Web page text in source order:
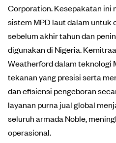
Corporation. Kesepakatan ini
sistem MPD laut dalam untuk
sebelum akhir tahun dan
digunakan di Nigeria.
Weatherford dalam teknologi
tekanan yang presisi serta
dan efisiensi pengeboran
layanan purna jual global
seluruh armada Noble,
operasional.